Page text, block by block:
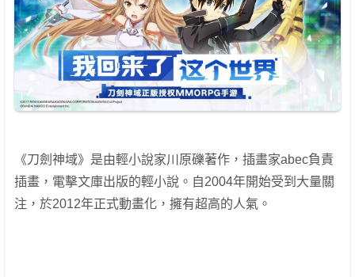
《刀劍神域》是由輕小說家川原礫著作，插畫家abec負責
插畫，電擊文庫出版的輕小說。自2004年開始受到大量關
注，於2012年正式動畫化，擁有超高的人氣。